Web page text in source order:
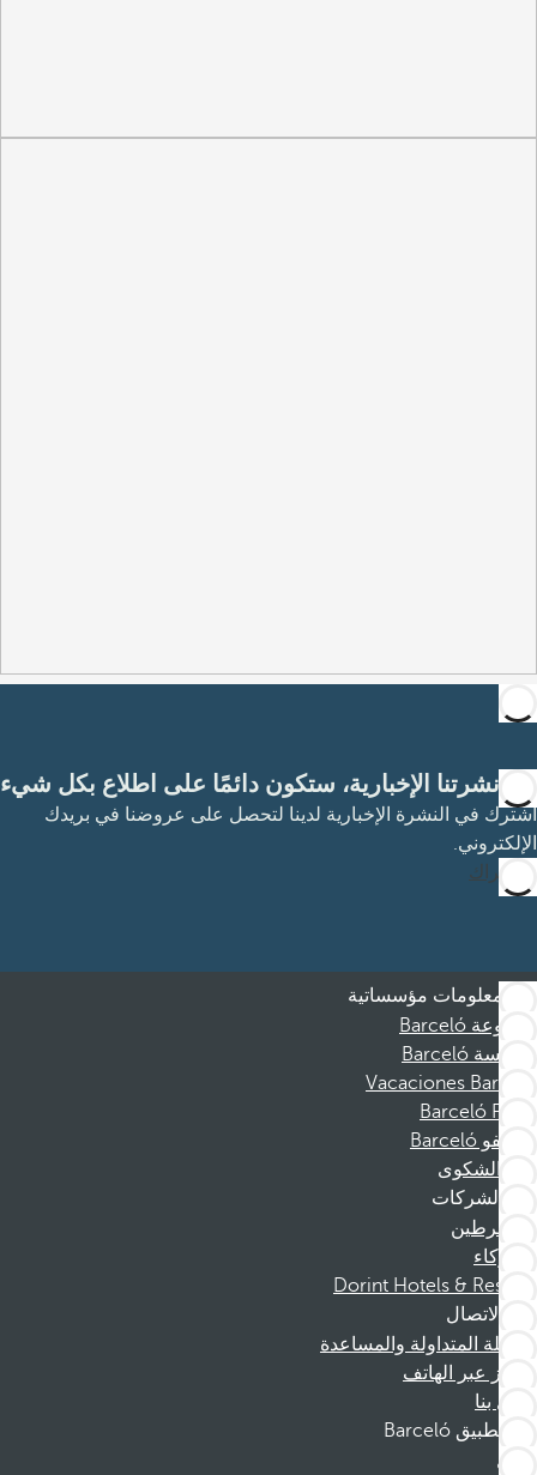
مع نشرتنا الإخبارية، ستكون دائمًا على اطلاع بكل شيء
اشترك في النشرة الإخبارية لدينا لتحصل على عروضنا في بريدك
الإلكتروني.
الاشتراك
معلومات مؤسساتية
مجموعة Barceló
مؤسسة Barceló
Vacaciones Barceló
Barceló Films
موظفو Barceló
قناة الشكوى
الشركات
المنخرطين
الشركاء
Dorint Hotels & Resorts
الاتصال
الأسئلة المتداولة والمساعدة
الحجز عبر الهاتف
اتصل بنا
تطبيق Barceló
تنزيل